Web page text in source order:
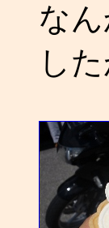
な
した